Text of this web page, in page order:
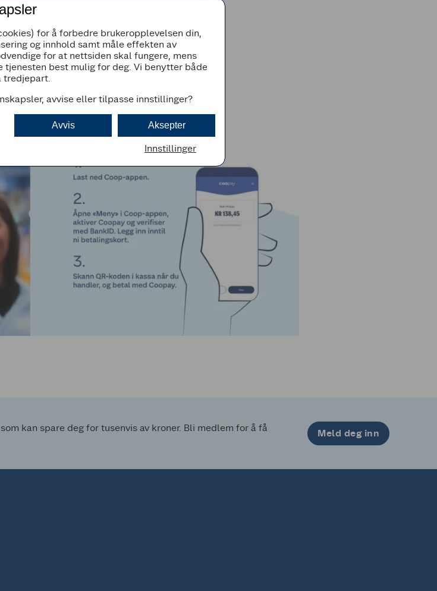
kan spare deg for tusenvis av kroner. Bli medlem for å få
Meld deg inn
for å forbedre brukeropplevelsen din,
og innhold samt måle effekten av
for at nettsiden skal fungere, mens
tjenesten best mulig for deg. Vi benytter både
tredjepart.
avvise eller tilpasse innstillinger?
Aksepter
Avvis
Innstillinger